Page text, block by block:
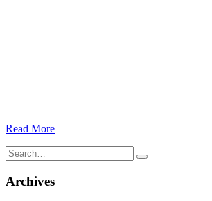
Read More
Search
for:
Archives